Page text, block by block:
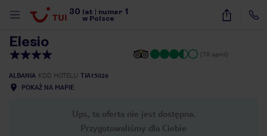
30 lat numer 1
w Polsce
29
Elesio
(70 opinii)
ALBANIA KOD HOTELU TIA15026
POKAŻ NA MAPIE
Ups, ta oferta nie jest dostępna.
Przygotowaliśmy dla Ciebie